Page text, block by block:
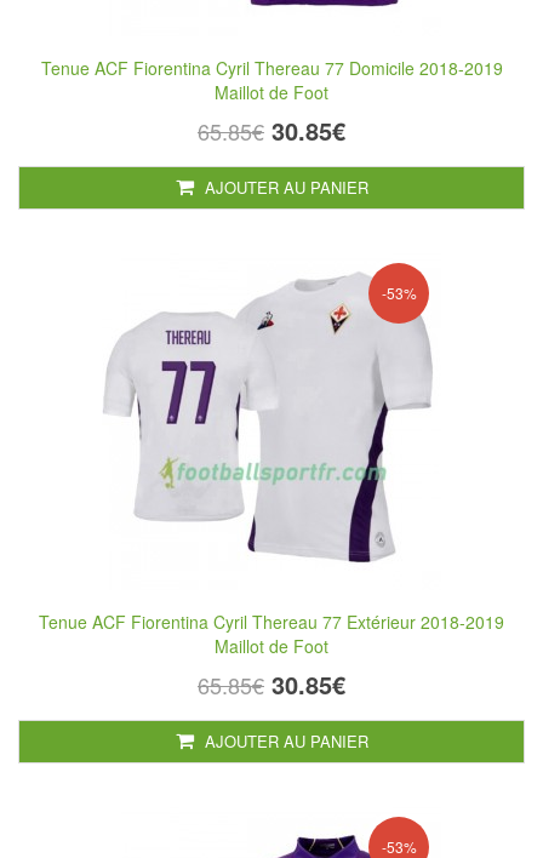
Tenue ACF Fiorentina Cyril Thereau 77 Domicile 2018-2019
Maillot de Foot
65.85€ 30.85€
AJOUTER AU PANIER
-53%
Tenue ACF Fiorentina Cyril Thereau 77 Extérieur 2018-2019
Maillot de Foot
65.85€ 30.85€
AJOUTER AU PANIER
-53%